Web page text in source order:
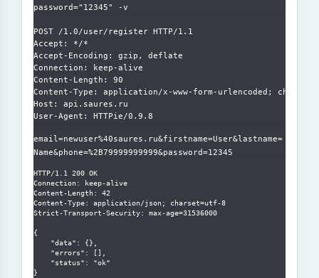
password="12345" -v
POST /1.0/user/register HTTP/1.1
Accept: */*
Accept-Encoding: gzip, deflate
Connection: keep-alive
Content-Length: 90
Content-Type: application/x-www-form-urlencoded;
Host: api.saures.ru
email=newuser%40saures.ru&firstname=User&lastname=
Name&phone=%2B79999999999&password=12345
HTTP/1.1 200 OK
Connection: keep-alive
Content-Length: 42
Content-Type: application/json; charset=utf-8
Strict-Transport-Security: max-age=31536000
{
    "data": {},
    "errors": [],
    "status": "ok"